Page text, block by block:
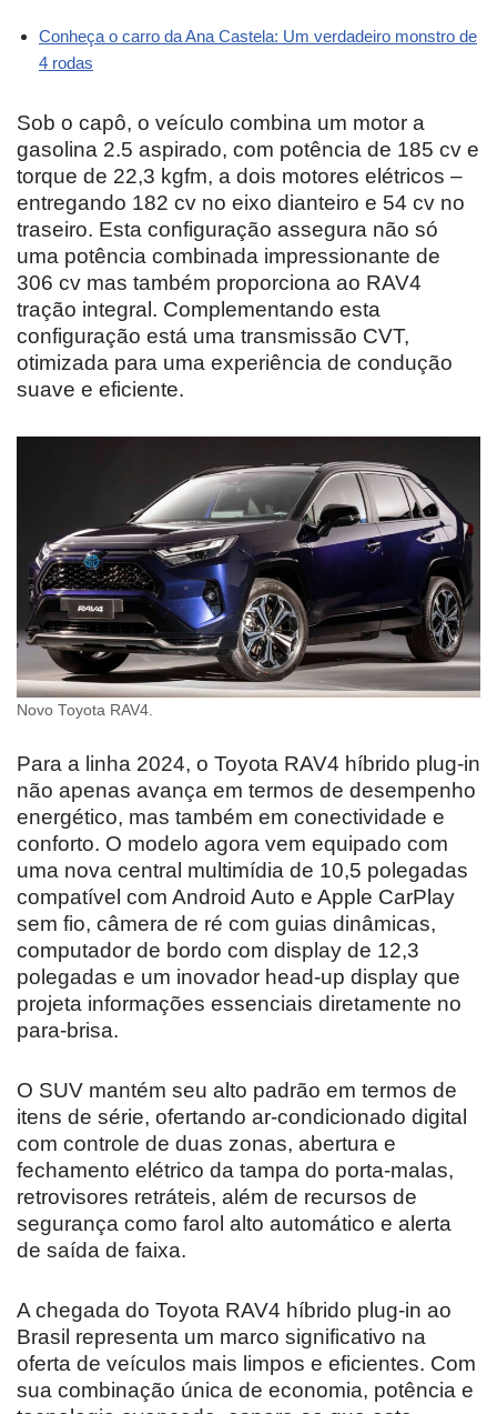
Conheça o carro da Ana Castela: Um verdadeiro monstro de
4 rodas
Sob o capô, o veículo combina um motor a
gasolina 2.5 aspirado, com potência de 185 cv e
torque de 22,3 kgfm, a dois motores elétricos –
entregando 182 cv no eixo dianteiro e 54 cv no
traseiro. Esta configuração assegura não só
uma potência combinada impressionante de
306 cv mas também proporciona ao RAV4
tração integral. Complementando esta
configuração está uma transmissão CVT,
otimizada para uma experiência de condução
suave e eficiente.
Novo Toyota RAV4.
Para a linha 2024, o Toyota RAV4 híbrido plug-in
não apenas avança em termos de desempenho
energético, mas também em conectividade e
conforto. O modelo agora vem equipado com
uma nova central multimídia de 10,5 polegadas
compatível com Android Auto e Apple CarPlay
sem fio, câmera de ré com guias dinâmicas,
computador de bordo com display de 12,3
polegadas e um inovador head-up display que
projeta informações essenciais diretamente no
para-brisa.
O SUV mantém seu alto padrão em termos de
itens de série, ofertando ar-condicionado digital
com controle de duas zonas, abertura e
fechamento elétrico da tampa do porta-malas,
retrovisores retráteis, além de recursos de
segurança como farol alto automático e alerta
de saída de faixa.
A chegada do Toyota RAV4 híbrido plug-in ao
Brasil representa um marco significativo na
oferta de veículos mais limpos e eficientes. Com
sua combinação única de economia, potência e